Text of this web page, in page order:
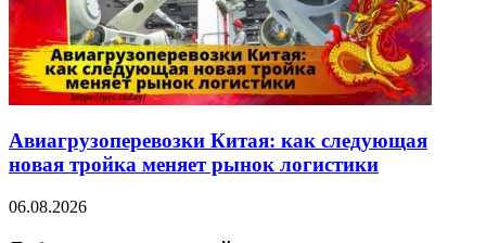
Авиагрузоперевозки Китая: как следующая
новая тройка меняет рынок логистики
06.08.2026